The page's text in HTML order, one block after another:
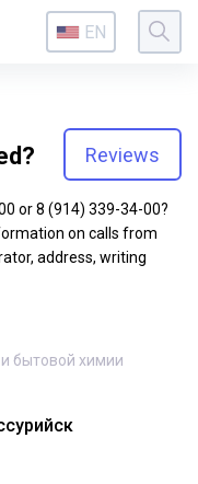
EN
Reviews
or 8 (914) 339-34-00?
on calls from
address, writing
бытовой химии